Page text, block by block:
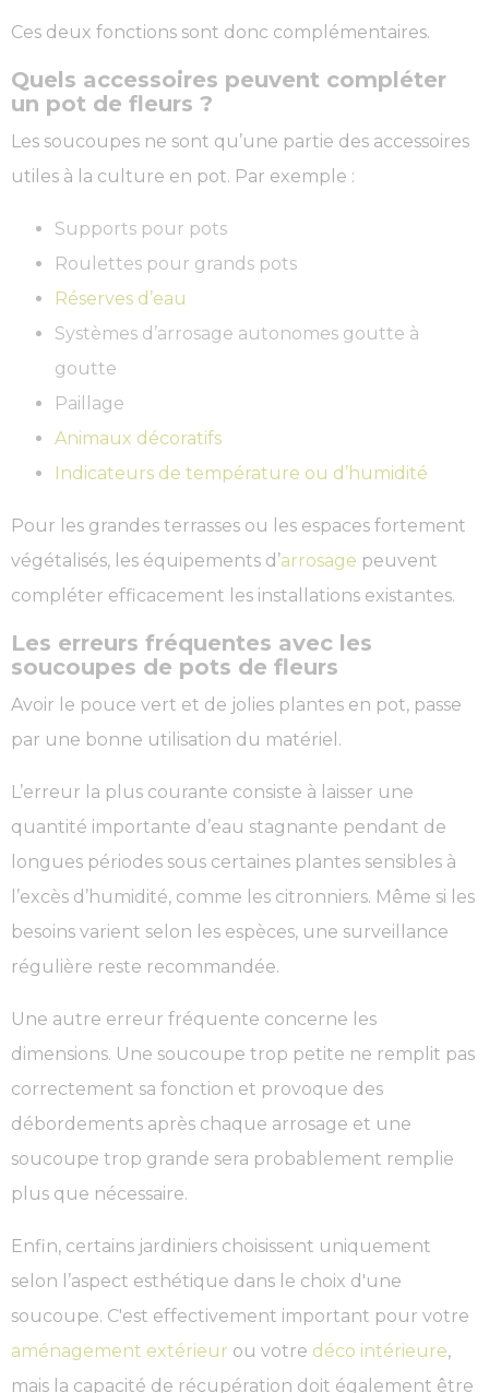
Ces deux fonctions sont donc complémentaires.
Quels accessoires peuvent compléter
un pot de fleurs ?
Les soucoupes ne sont qu’une partie des accessoires
utiles à la culture en pot. Par exemple :
Supports pour pots
Roulettes pour grands pots
Réserves d’eau
Systèmes d’arrosage autonomes goutte à
goutte
Paillage
Animaux décoratifs
Indicateurs de température ou d’humidité
Pour les grandes terrasses ou les espaces fortement
végétalisés, les équipements d’arrosage peuvent
compléter efficacement les installations existantes.
Les erreurs fréquentes avec les
soucoupes de pots de fleurs
Avoir le pouce vert et de jolies plantes en pot, passe
par une bonne utilisation du matériel.
L’erreur la plus courante consiste à laisser une
quantité importante d’eau stagnante pendant de
longues périodes sous certaines plantes sensibles à
l’excès d’humidité, comme les citronniers. Même si les
besoins varient selon les espèces, une surveillance
régulière reste recommandée.
Une autre erreur fréquente concerne les
dimensions. Une soucoupe trop petite ne remplit pas
correctement sa fonction et provoque des
débordements après chaque arrosage et une
soucoupe trop grande sera probablement remplie
plus que nécessaire.
Enfin, certains jardiniers choisissent uniquement
selon l’aspect esthétique dans le choix d'une
soucoupe. C'est effectivement important pour votre
aménagement extérieur ou votre déco intérieure,
mais la capacité de récupération doit également être